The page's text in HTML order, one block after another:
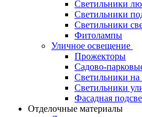
Светильники
Светильники
Светильники
Фитолампы
Уличное освещение
Прожекторы
Садово-
Светильники на
Светильники
Фасадная
Отделочные материалы